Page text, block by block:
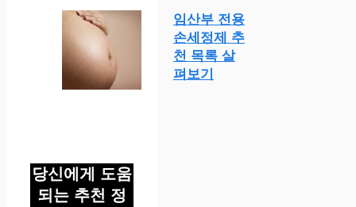
임산부 전용
손세정제 추
천 목록 살
펴보기
당신에게 도움
되는 추천 정